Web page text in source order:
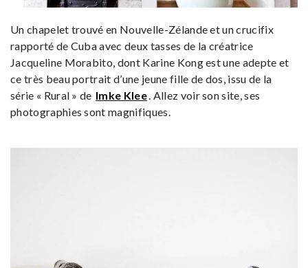
Un chapelet trouvé en Nouvelle-Zélande et un crucifix
rapporté de Cuba avec deux tasses de la créatrice
Jacqueline Morabito, dont Karine Kong est une adepte et
ce très beau portrait d’une jeune fille de dos, issu de la
série « Rural » de Imke Klee . Allez voir son site, ses
photographies sont magnifiques.